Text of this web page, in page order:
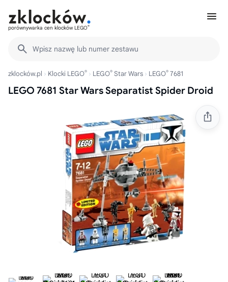
porównywarka cen klocków LEGO®
Wpisz nazwę lub numer zestawu
zklocków.pl Klocki LEGO® LEGO® Star Wars LEGO® 7681
LEGO 7681 Star Wars Separatist Spider Droid